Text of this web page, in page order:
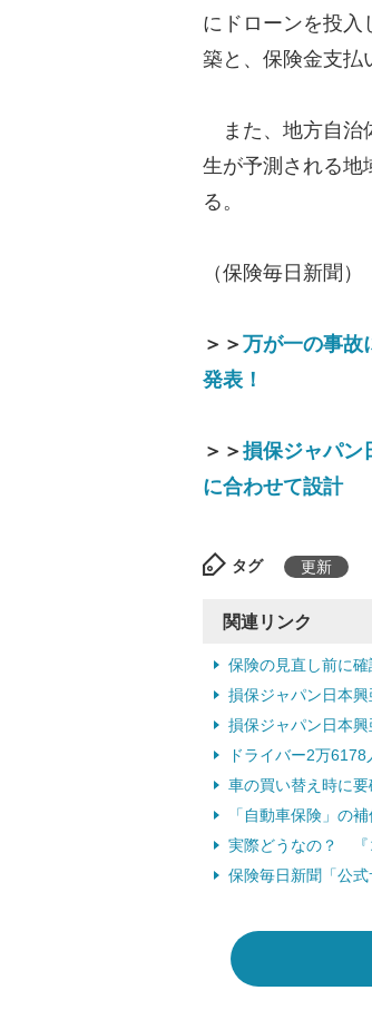
にドローンを投入
築と、保険金支払
また、地方自治
生が予測される地
る。
（保険毎日新聞）
＞＞万が一の事故
発表！
＞＞損保ジャパン
に合わせて設計
タグ 更新
関連リンク
保険の見直し前に
損保ジャパン日本
損保ジャパン日本
ドライバー2万
車の買い替え時に
「自動車保険」の
実際どうなの？ 『
保険毎日新聞「公式